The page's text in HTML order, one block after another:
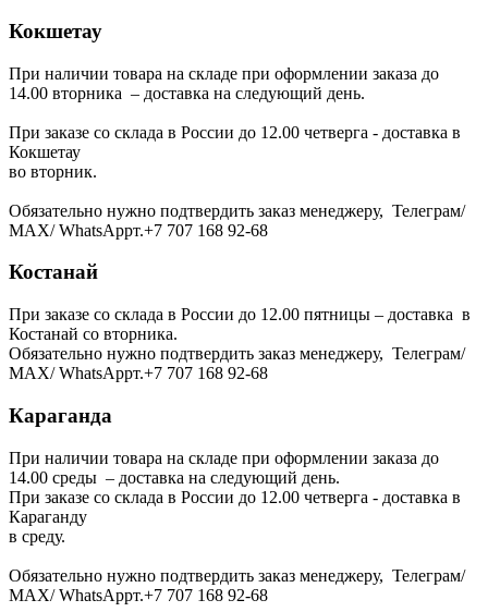
Кокшетау
При наличии товара на складе при оформлении заказа до
14.00 вторника – доставка на следующий день.
При заказе со склада в России до 12.00 четверга - доставка в
Кокшетау
во вторник.
Обязательно нужно подтвердить заказ менеджеру, Телеграм/
МАХ/ WhatsAppт.+7 707 168 92-68
Костанай
При заказе со склада в России до 12.00 пятницы – доставка в
Костанай со вторника.
Обязательно нужно подтвердить заказ менеджеру, Телеграм/
МАХ/ WhatsAppт.+7 707 168 92-68
Караганда
При наличии товара на складе при оформлении заказа до
14.00 среды – доставка на следующий день.
При заказе со склада в России до 12.00 четверга - доставка в
Караганду
в среду.
Обязательно нужно подтвердить заказ менеджеру, Телеграм/
МАХ/ WhatsAppт.+7 707 168 92-68